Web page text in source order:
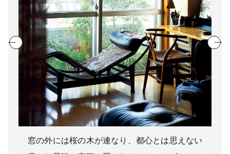
窓の外には桜の木が連なり、都心とは思えない